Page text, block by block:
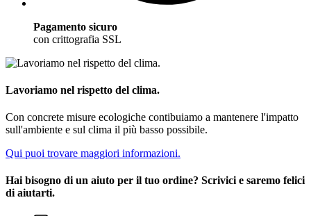
Pagamento sicuro
con crittografia SSL
Lavoriamo nel rispetto del clima.
Con concrete misure ecologiche contibuiamo a mantenere l'impatto
sull'ambiente e sul clima il più basso possibile.
Qui puoi trovare maggiori informazioni.
Hai bisogno di un aiuto per il tuo ordine? Scrivici e saremo felici
di aiutarti.